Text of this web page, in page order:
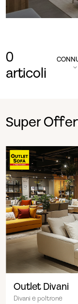
0
articoli
Super
Outlet Divani
Divani e poltrone